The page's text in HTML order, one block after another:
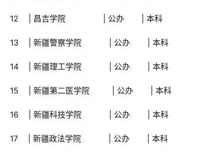
12    | 昌吉学院               | 公办       | 本科
13    | 新疆警察学院           | 公办       | 本科
14    | 新疆理工学院           | 公办       | 本科
15    | 新疆第二医学院         | 公办       | 本科
16    | 新疆科技学院           | 公办       | 本科
17    | 新疆政法学院           | 公办       | 本科